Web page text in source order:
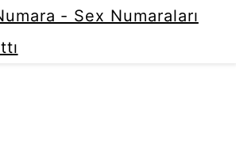
- Sex Numaraları